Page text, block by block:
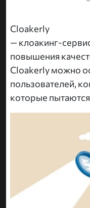
Cloakerly
— клоакинг-
повышения
Cloakerly можно
пользователей,
которые